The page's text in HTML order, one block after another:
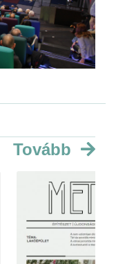
Tovább